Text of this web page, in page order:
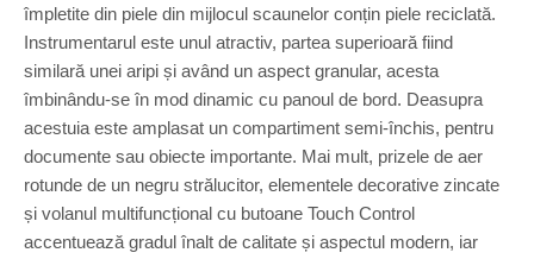
2
e
r
c
d
e
s
-
împletite din piele din mijlocul scaunelor conțin piele reciclată.
Instrumentarul este unul atractiv, partea superioară fiind
similară unei aripi și având un aspect granular, acesta
îmbinându-se în mod dinamic cu panoul de bord. Deasupra
acestuia este amplasat un compartiment semi-închis, pentru
documente sau obiecte importante. Mai mult, prizele de aer
rotunde de un negru strălucitor, elementele decorative zincate
și volanul multifuncțional cu butoane Touch Control
accentuează gradul înalt de calitate și aspectul modern, iar